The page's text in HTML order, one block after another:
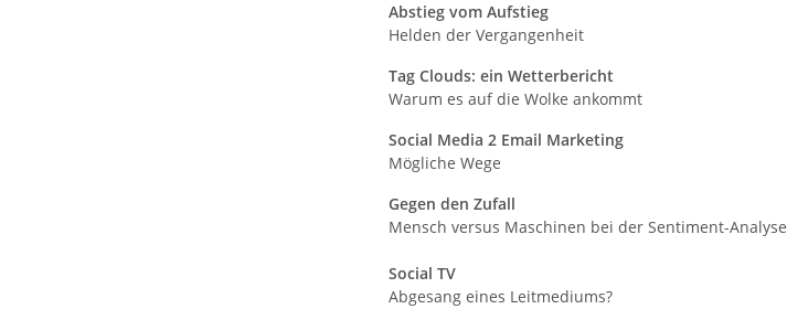
Abstieg vom Aufstieg
Helden der Vergangenheit
Tag Clouds: ein Wetterbericht
Warum es auf die Wolke ankommt
Social Media 2 Email Marketing
Mögliche Wege
Gegen den Zufall
Mensch versus Maschinen bei der Sentiment-Analyse
Social TV
Abgesang eines Leitmediums?